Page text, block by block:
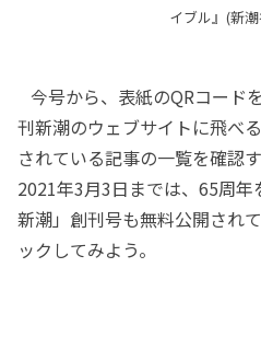
イブル』(新
今号から、表紙のQRコード
刊新潮のウェブサイトに飛べ
されている記事の一覧を確認
2021年3月3日までは、65周
新潮」創刊号も無料公開され
ックしてみよう。